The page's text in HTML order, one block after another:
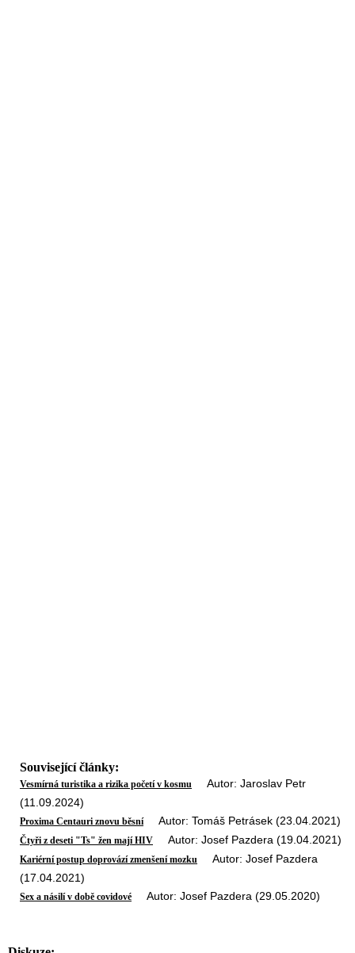
Související články:
Vesmírná turistika a rizika početí v kosmu Autor: Jaroslav Petr
(11.09.2024)
Proxima Centauri znovu běsníAutor: Tomáš Petrásek (23.04.2021)
Čtyři z deseti "Ts" žen mají HIV Autor: Josef Pazdera (19.04.2021)
Kariérní postup doprovází zmenšení mozku Autor: Josef Pazdera
(17.04.2021)
Sex a násilí v době covidové Autor: Josef Pazdera (29.05.2020)